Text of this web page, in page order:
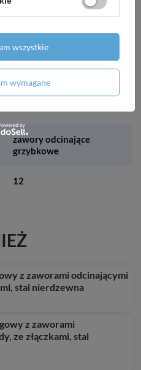
G1
210
zawory odcinające
grzybkowe
12
z zaworami odcinającymi
stal nierdzewna
z zaworami
ze złączkami, stal
wymagane
wszystkie